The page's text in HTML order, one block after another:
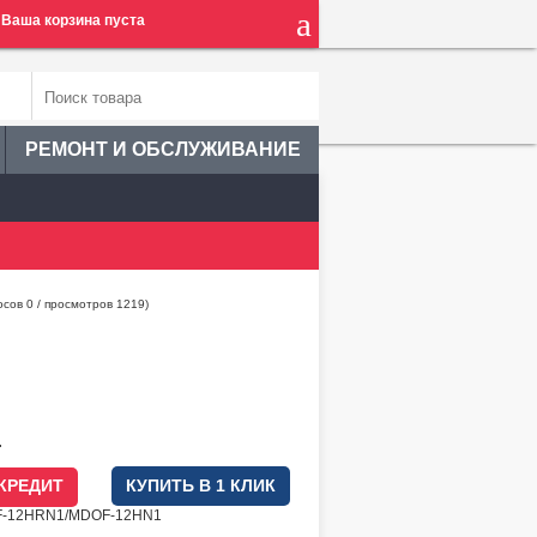
Ваша корзина пуста
РЕМОНТ И ОБСЛУЖИВАНИЕ
0 / просмотров 1219)
КУПИТЬ В 1 КЛИК
12HRN1/MDOF-12HN1